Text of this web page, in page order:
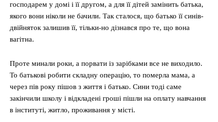
господарем у домі і її другом, а для її дітей замінить батька,
якого вони ніколи не бачили. Так сталося, що батько її синів-
двійняток залишив її, тільки-но дізнався про те, що вона
вагітна.
Проте минали роки, а порвати із зарібками все не виходило.
То батькові робити складну операцію, то померла мама, а
через пів року пішов з життя і батько. Сини тоді саме
закінчили школу і відкладені гроші пішли на оплату навчання
в інституті, житло, проживання у місті.